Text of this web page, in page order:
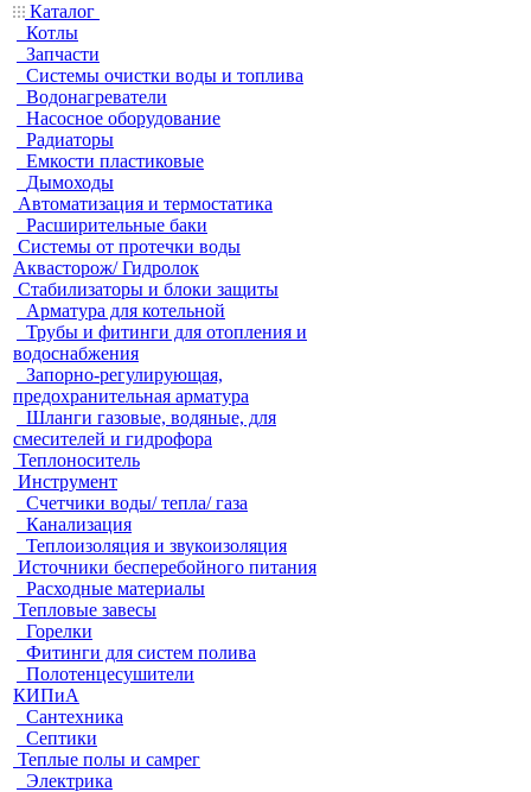
Каталог
Котлы
Запчасти
Системы очистки воды и топлива
Водонагреватели
Насосное оборудование
Радиаторы
Емкости пластиковые
Дымоходы
Автоматизация и термостатика
Расширительные баки
Системы от протечки воды
Аквасторож/ Гидролок
Стабилизаторы и блоки защиты
Арматура для котельной
Трубы и фитинги для отопления и
водоснабжения
Запорно-регулирующая,
предохранительная арматура
Шланги газовые, водяные, для
смесителей и гидрофора
Теплоноситель
Инструмент
Счетчики воды/ тепла/ газа
Канализация
Теплоизоляция и звукоизоляция
Источники бесперебойного питания
Расходные материалы
Тепловые завесы
Горелки
Фитинги для систем полива
Полотенцесушители
КИПиА
Сантехника
Септики
Теплые полы и самрег
Электрика